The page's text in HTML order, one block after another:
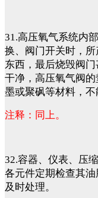
31.高压氧气系统内
换、阀门开关时，
东西，最后烧毁阀
干净，高压氧气阀
墨或聚砜等材料，不
注释：同上。
32.容器、仪表、压
各元件定期检查其
及时处理。